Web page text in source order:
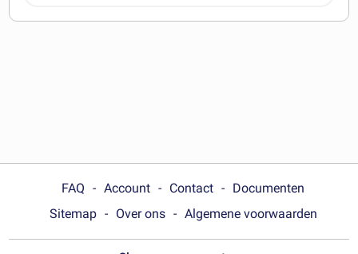
downloaden
FAQ Account Contact
Documenten
Sitemap
Over ons Algemene voorwaarden